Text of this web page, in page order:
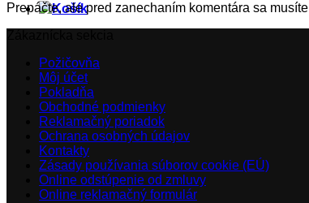
Prepáčte, ale pred zanechaním komentára sa musíte
Požičovňa
Môj účet
Pokladňa
Obchodné podmienky
Reklamačný poriadok
Ochrana osobných údajov
Kontakty
Zásady používania súborov cookie (EÚ)
Online odstúpenie od zmluvy
Online reklamačný formulár